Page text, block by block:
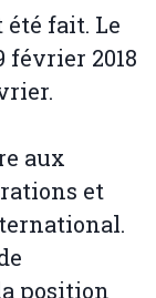
fait. Le
février 2018
aux
et
position